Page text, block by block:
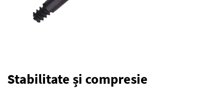
Stabilitate și compresie